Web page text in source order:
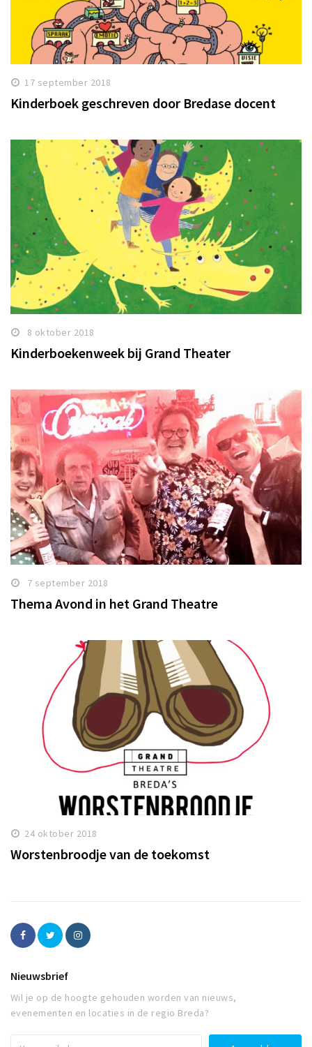
17 september 2018
Kinderboek geschreven door Bredase docent
8 oktober 2018
Kinderboekenweek bij Grand Theater
7 september 2018
Thema Avond in het Grand Theatre
24 oktober 2018
Worstenbroodje van de toekomst
Nieuwsbrief
Wil je op de hoogte gehouden worden van nieuws,
evenementen en locaties in de regio Breda?